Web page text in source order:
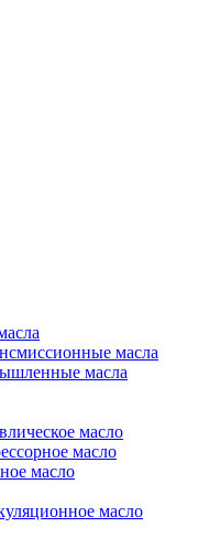
масла
масла
масло
масло
масло
масло